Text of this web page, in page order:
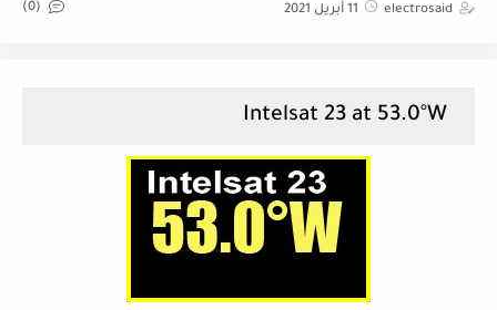
electrosaid 11 أبريل 2021 (0)